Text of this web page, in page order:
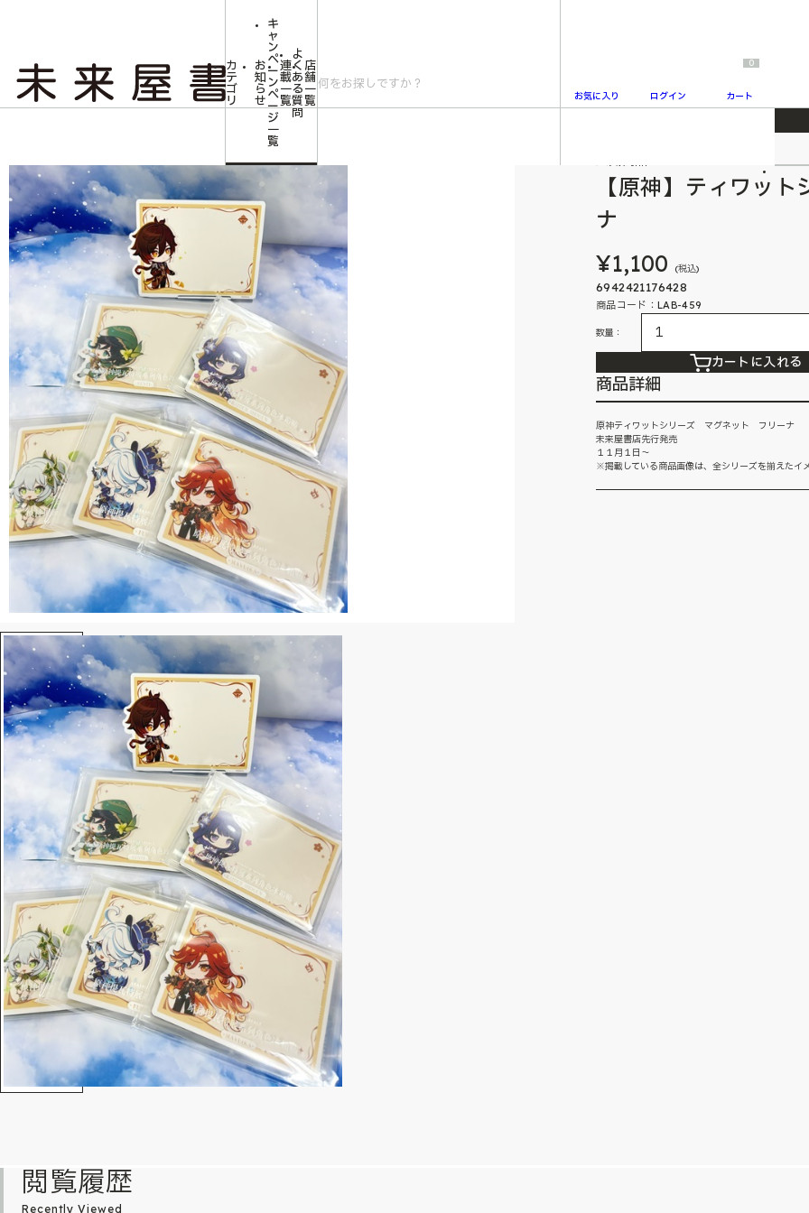
カ
テ
ゴ
リ
お
知
ら
せ
キ
ャ
ン
ペ
ー
ン
ペ
ー
ジ
一
覧
連
載
一
覧
よ
く
あ
る
質
問
店
舗
一
覧
お気に入り ログイン
0
カート
【原神】ティワットシリーズ マグネット フリーナ
【原神】ティワッ
ナ
¥1,100 (税込)
6942421176428
商品コード：LAB-459
数量：
カートに入れる
商品詳細
原神ティワットシリーズ マグネット フリーナ
未来屋書店先行発売
１１月１日～
※掲載している商品画像は、全シリーズを揃えたイ
閲覧履歴
Recently Viewed